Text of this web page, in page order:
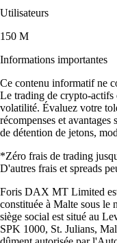
« J'utilise l'app depuis 5
l'ajout des actions et des
L'interface reste fluide et
-Utilisateur vérifié
Ces avis sont personnels
futurs. Les délais du
comporte des risques et
Télécharger l'app
Guides et
Tout savoir sur la crypto
Comment acheter du XRP